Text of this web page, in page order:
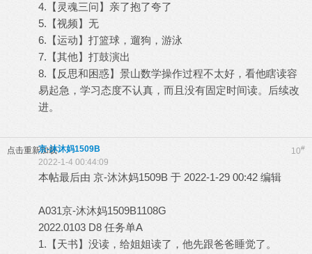
4.【灵魂三问】亲了抱了夸了
5.【视频】无
6.【运动】打篮球，遛狗，游泳
7.【其他】打鼓演出
8.【反思和困惑】景山数学操作过程不太好，看他瞎读容
易起急，学习态度不认真，而且没有固定时间读。后续改
进。
点击重新加载 10#
京-沐沐妈1509B
2022-1-4 00:44:09
本帖最后由 京-沐沐妈1509B 于 2022-1-29 00:42 编辑
A031京-沐沐妈1509B1108G
2022.0103 D8 任务单A
1.【天书】没读，给姐姐读了，他先跟爸爸睡觉了。